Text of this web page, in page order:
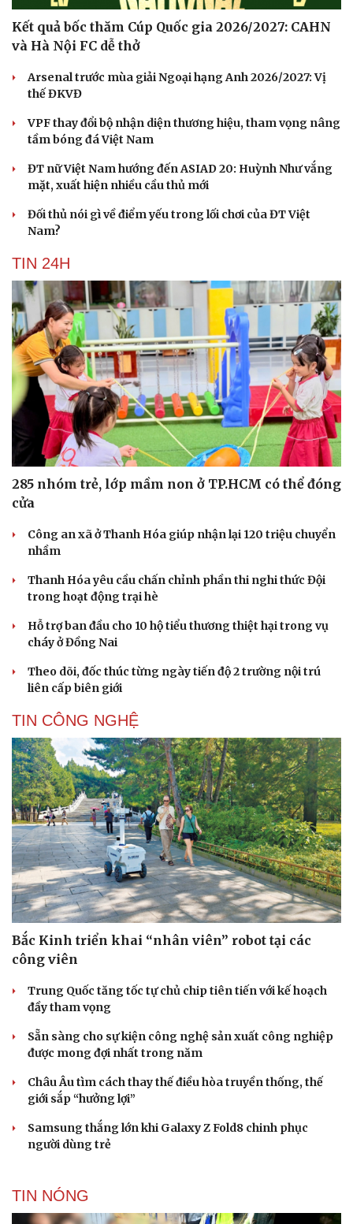
Kết quả bốc thăm Cúp Quốc gia 2026/2027: CAHN
và Hà Nội FC dễ thở
Arsenal trước mùa giải Ngoại hạng Anh 2026/2027: Vị
thế ĐKVĐ
VPF thay đổi bộ nhận diện thương hiệu, tham vọng nâng
tầm bóng đá Việt Nam
ĐT nữ Việt Nam hướng đến ASIAD 20: Huỳnh Như vắng
mặt, xuất hiện nhiều cầu thủ mới
Đối thủ nói gì về điểm yếu trong lối chơi của ĐT Việt
Nam?
TIN 24H
285 nhóm trẻ, lớp mầm non ở TP.HCM có thể đóng
cửa
Công an xã ở Thanh Hóa giúp nhận lại 120 triệu chuyển
nhầm
Thanh Hóa yêu cầu chấn chỉnh phần thi nghi thức Đội
trong hoạt động trại hè
Hỗ trợ ban đầu cho 10 hộ tiểu thương thiệt hại trong vụ
cháy ở Đồng Nai
Theo dõi, đốc thúc từng ngày tiến độ 2 trường nội trú
liên cấp biên giới
TIN CÔNG NGHỆ
Bắc Kinh triển khai “nhân viên” robot tại các
công viên
Trung Quốc tăng tốc tự chủ chip tiên tiến với kế hoạch
đầy tham vọng
Sẵn sàng cho sự kiện công nghệ sản xuất công nghiệp
được mong đợi nhất trong năm
Châu Âu tìm cách thay thế điều hòa truyền thống, thế
giới sắp “hưởng lợi”
Samsung thắng lớn khi Galaxy Z Fold8 chinh phục
người dùng trẻ
TIN NÓNG